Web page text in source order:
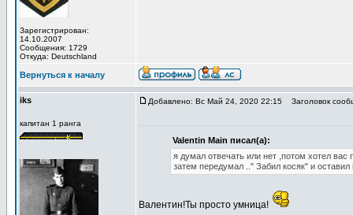
Зарегистрирован:
14.10.2007
Сообщения: 1729
Откуда: Deutschland
Вернуться к началу
iks
капитан 1 ранга
Добавлено: Вс Май 24, 2020 22:15 Заголовок
Valentin Main писал(а):
я думал отвечать или нет ,потом хотел вас
затем передумал .." Забил косяк" и оставил
Валентин!Ты просто умница!